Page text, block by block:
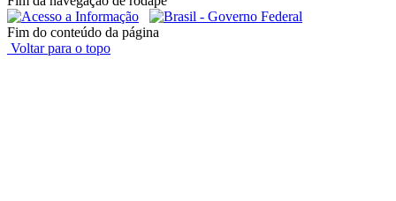
Fim do conteúdo da página
Voltar para o topo